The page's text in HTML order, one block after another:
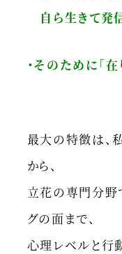
自ら生きて発
・そのために「在
最大の特徴は、
から、
立花の専門分野
グの面まで、
心理レベルと行